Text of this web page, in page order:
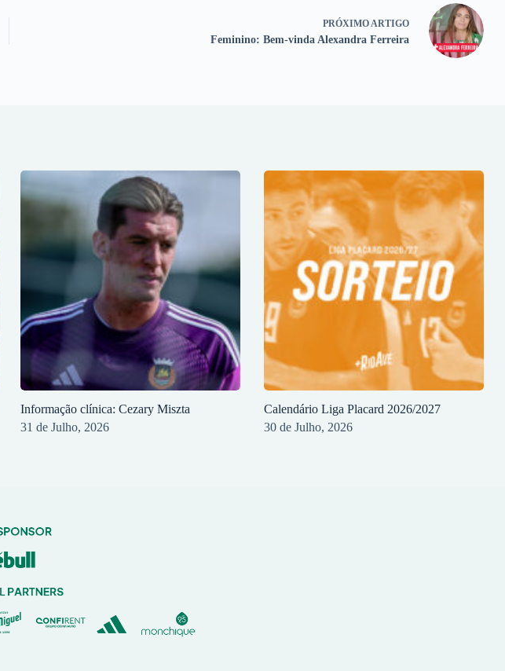
PRÓXIMO ARTIGO
Feminino: Bem-vinda Alexandra Ferreira
Informação clínica: Cezary Miszta
31 de Julho, 2026
Calendário Liga Placard 2026/2027
30 de Julho, 2026